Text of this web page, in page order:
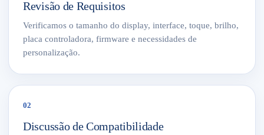
Revisão de Requisitos
Verificamos o tamanho do display, interface, toque, brilho,
placa controladora, firmware e necessidades de
personalização.
02
Discussão de Compatibilidade